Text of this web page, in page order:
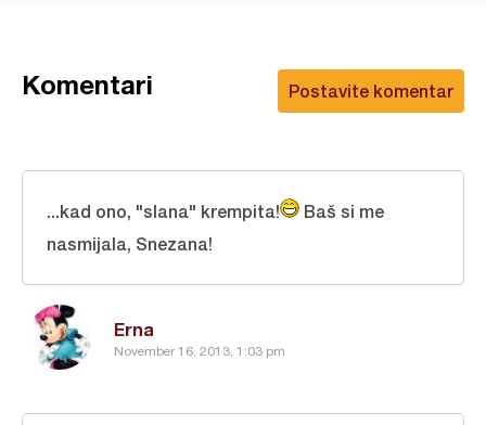
Postavite komentar
Komentari
Erna
November 16, 2013, 1:03 pm
...kad ono, "slana" krempita!
Baš si me
nasmijala, Snezana!